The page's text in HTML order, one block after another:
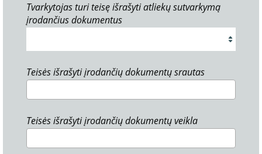
Tvarkytojas turi teisę išrašyti atliekų sutvarkymą
įrodančius dokumentus
Teisės išrašyti įrodančių dokumentų srautas
Teisės išrašyti įrodančių dokumentų veikla